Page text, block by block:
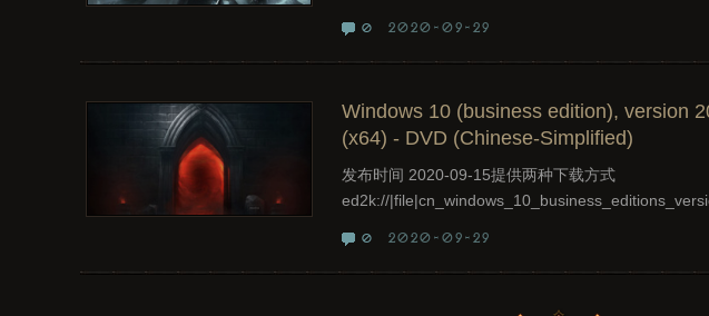
0 2020-09-29
Windows 10 (business edition), version
(x64) - DVD (Chinese-Simplified)
发布时间 2020-09-15提供两种下载方式
ed2k://
0 2020-09-29